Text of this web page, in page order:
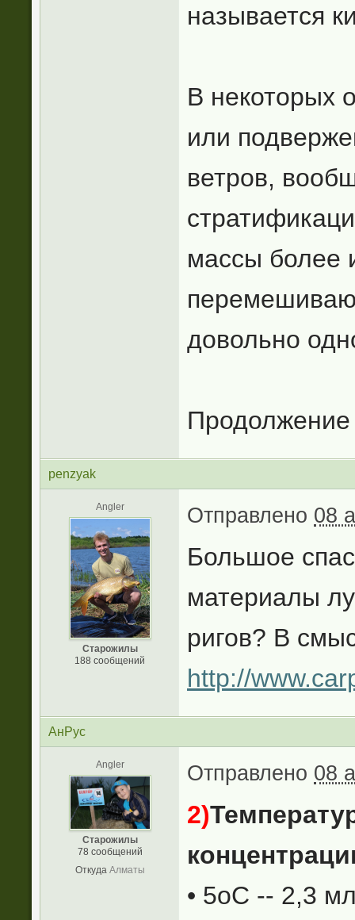
называется
В некоторых
или
ветров,
массы более
довольно
Продолжение
penzyak
Angler
Старожилы
188 сообщений
Отправлено 08
Большое
материалы
ригов? В
http://
АнРус
Angler
Старожилы
78 сообщений
Откуда Алматы
Отправлено 08
2)
• 5оС -- 2,3